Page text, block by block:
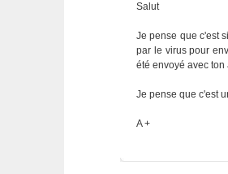
Salut
Je pense que c'est
par le virus pour
été envoyé avec
Je pense que c'est
A +